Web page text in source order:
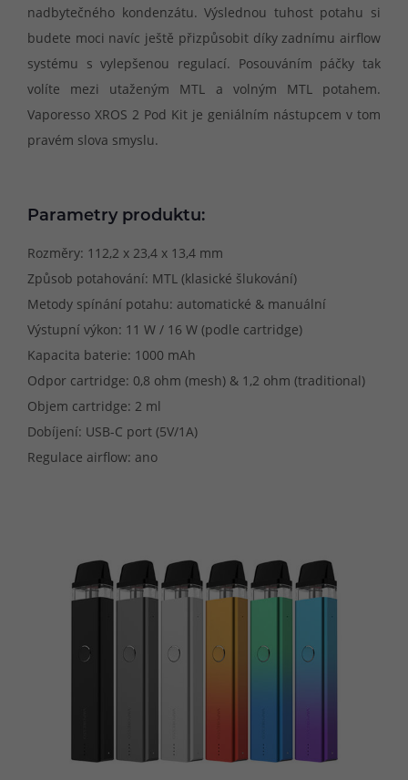
nadbytečného kondenzátu. Výslednou tuhost potahu si
budete moci navíc ještě přizpůsobit díky zadnímu airflow
systému s vylepšenou regulací. Posouváním páčky tak
volíte mezi utaženým MTL a volným MTL potahem.
Vaporesso XROS 2 Pod Kit je geniálním nástupcem v tom
pravém slova smyslu.
Parametry produktu:
Rozměry: 112,2 x 23,4 x 13,4 mm
Způsob potahování: MTL (klasické šlukování)
Metody spínání potahu: automatické & manuální
Výstupní výkon: 11 W / 16 W (podle cartridge)
Kapacita baterie: 1000 mAh
Odpor cartridge: 0,8 ohm (mesh) & 1,2 ohm (traditional)
Objem cartridge: 2 ml
Dobíjení: USB-C port (5V/1A)
Regulace airflow: ano